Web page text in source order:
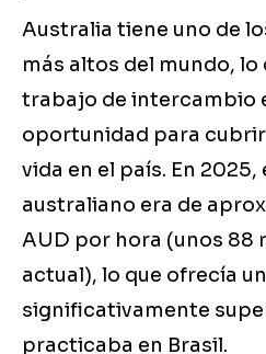
Australia tiene uno de
más altos del mundo,
trabajo de intercambio
oportunidad para
vida en el país. En
australiano era de
AUD por hora (unos 88
actual), lo que ofrecía
significativamente
practicaba en Brasil.